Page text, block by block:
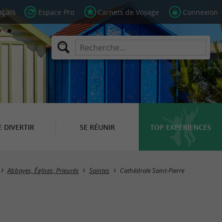
Espace Pro Carnets de Voyage Connexion
DIVERTIR SE RÉUNIR TOP EXPÉRIENCES
Abbayes, Églises, Prieurés Saintes Cathédrale Saint-Pierre